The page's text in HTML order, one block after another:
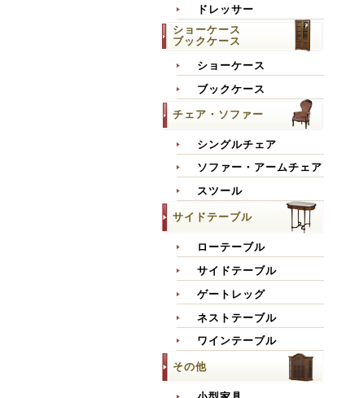
ドレッサー
ショーケース
ブックケース
ショーケース
ブックケース
チェア・ソファー
シングルチェア
ソファー・アームチェア
スツール
サイドテーブル
ローテーブル
サイドテーブル
ゲートレッグ
ネストテーブル
ワインテーブル
その他